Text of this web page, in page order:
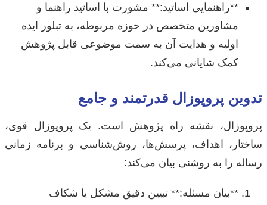
**راهنمایی اساتید:** مشورت با اساتید راهنما و
مشاورین متخصص در حوزه مربوطه، به تبلور ایده
اولیه و هدایت آن به سمت موضوعی قابل پژوهش
کمک شایانی می‌کند.
تدوین پروپوزال قدرتمند و جامع
پروپوزال، نقشه راه پژوهش است. یک پروپوزال قوی،
ساختار، اهداف، پرسش‌ها، روش‌شناسی و برنامه زمانی
رساله را به روشنی بیان می‌کند:
**بیان مسئله:** تبیین دقیق مشکل یا شکاف